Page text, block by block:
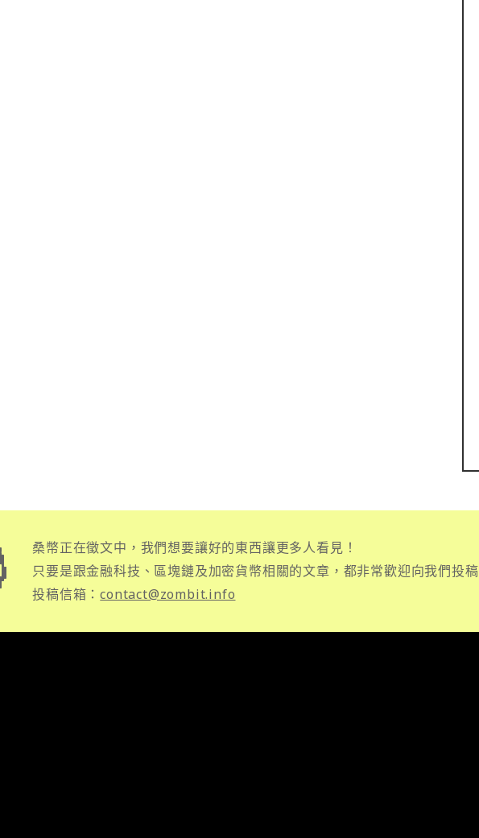
桑幣正在徵文中，我們想要讓好的東西讓更多人看見！
只要是跟金融科技、區塊鏈及加密貨幣相關的文章，都非常歡迎向我們投稿
投稿信箱：contact@zombit.info